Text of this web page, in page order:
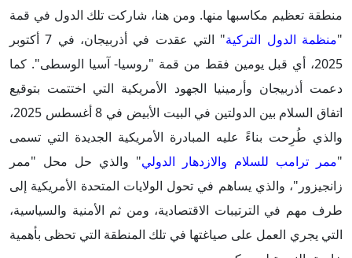
منطقة تعظيم مكاسبها منها. ومن هنا، شاركت تلك الدول في قمة
"منظمة الدول التركية
" التي عقدت في أذربيجان، في 7 أكتوبر
2025، أي قبل يومين فقط من قمة "روسيا- آسيا الوسطى". كما
دعمت أذربيجان وأرمينيا الجهود الأمريكية التي اختتمت بتوقيع
اتفاق السلام بين الدولتين في البيت الأبيض في 8 أغسطس 2025،
والذي طُرِحت بناءً عليه المبادرة الأمريكية الجديدة التي تسمى
"ممر ترامب للسلام والازدهار الدولي" والذي حل محل "ممر
زانجيزور"، والذي يساهم في تحول الولايات المتحدة الأمريكية إلى
طرف مهم في الترتيبات الاقتصادية، ومن ثم الأمنية والسياسية،
التي يجري العمل على صياغتها في تلك المنطقة التي تحظى بأهمية